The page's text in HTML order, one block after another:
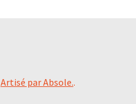
Artisé par Absole..